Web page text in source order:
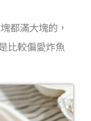
都滿大塊的，
比較偏愛炸魚